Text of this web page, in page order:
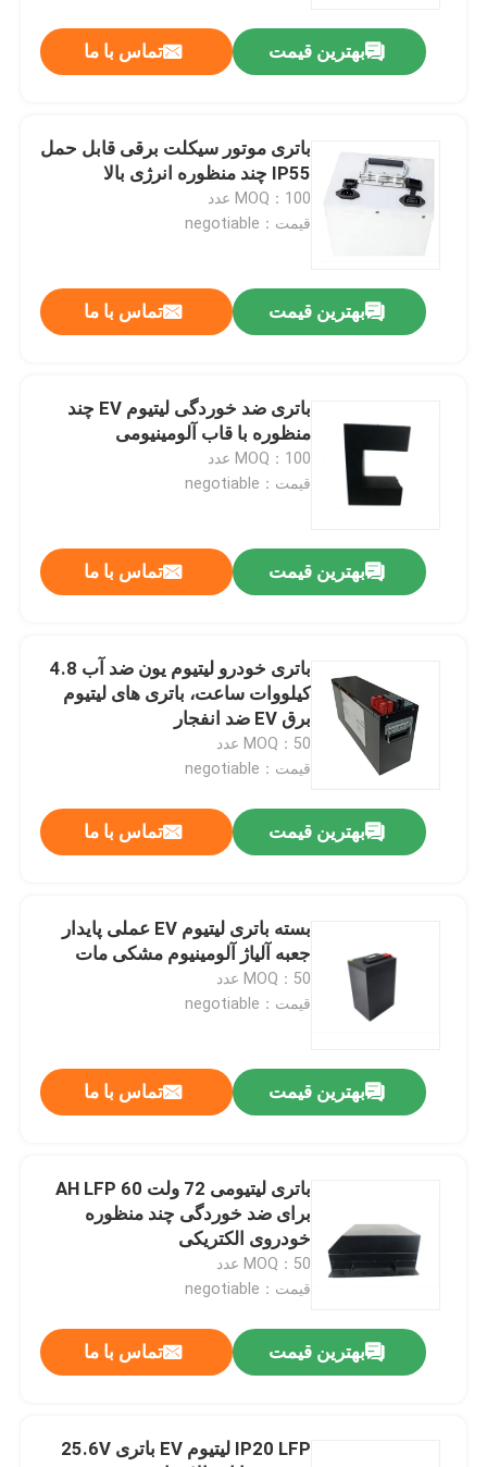
فیلم های
درباره ما
کنترل کیفیت
با ما تماس بگیرید
اخبار
نیروگاه خورشیدی قابل حمل
باتری لیتیوم LifeP04
باتری لیتیومی ذخیره انرژی
باتری دوچرخه برقی لیتیومی
اینورتر خورشیدی هیبریدی
بهترین قیمت تماس با ما
باتری موتور سیکلت برقی قابل حمل
IP55 چند منظوره انرژی بالا
MOQ：100 عدد
قیمت：negotiable
بهترین قیمت تماس با ما
باتری ضد خوردگی لیتیوم EV چند
منظوره با قاب آلومینیومی
MOQ：100 عدد
قیمت：negotiable
بهترین قیمت تماس با ما
باتری خودرو لیتیوم یون ضد آب 4.8
کیلووات ساعت، باتری های لیتیوم
برق EV ضد انفجار
MOQ：50 عدد
قیمت：negotiable
بهترین قیمت تماس با ما
بسته باتری لیتیوم EV عملی پایدار
جعبه آلیاژ آلومینیوم مشکی مات
MOQ：50 عدد
قیمت：negotiable
بهترین قیمت تماس با ما
باتری لیتیومی 72 ولت 60 AH LFP
برای ضد خوردگی چند منظوره
خودروی الکتریکی
MOQ：50 عدد
قیمت：negotiable
بهترین قیمت تماس با ما
IP20 LFP لیتیوم EV باتری 25.6V